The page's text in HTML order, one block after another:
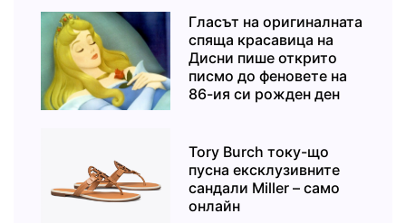
Гласът на оригиналната
спяща красавица на
Дисни пише открито
писмо до феновете на
86-ия си рожден ден
Tory Burch току-що
пусна ексклузивните
сандали Miller – само
онлайн